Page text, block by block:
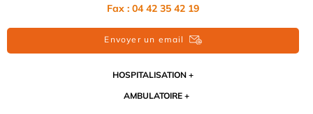
Fax : 04 42 35 42 19
Envoyer un email
HOSPITALISATION
AMBULATOIRE